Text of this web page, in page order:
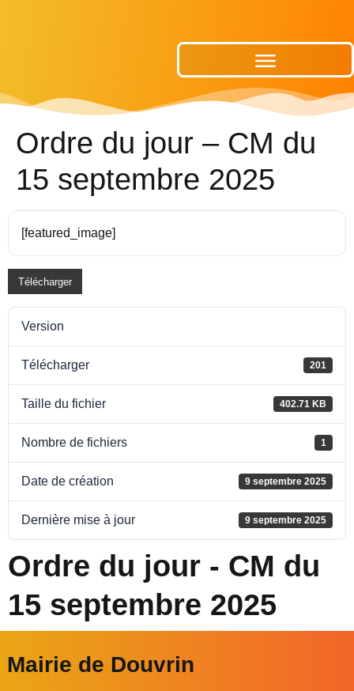
Ordre du jour – CM du
15 septembre 2025
[featured_image]
Télécharger
Version
Télécharger 201
Taille du fichier 402.71 KB
Nombre de fichiers 1
Date de création 9 septembre 2025
Dernière mise à jour 9 septembre 2025
Ordre du jour - CM du
15 septembre 2025
Mairie de Douvrin